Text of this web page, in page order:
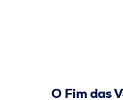
O Fim das